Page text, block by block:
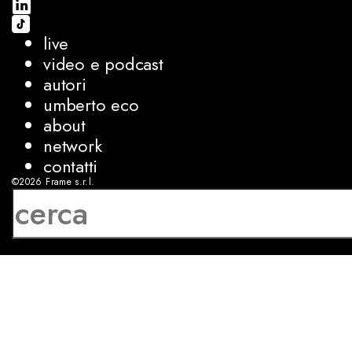
live
video e podcast
autori
umberto eco
about
network
contatti
©2026 Frame s.r.l.
P.IVA 08927250962
sviluppo:Luca Bunino